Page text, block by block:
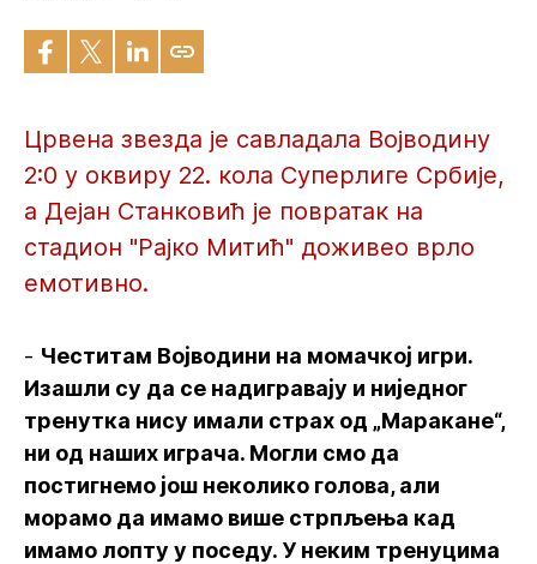
Црвена звезда је савладала Војводину
2:0 у оквиру 22. кола Суперлиге Србије,
а Дејан Станковић је повратак на
стадион "Рајко Митић" доживео врло
емотивно.
- Честитам Војводини на момачкој игри.
Изашли су да се надигравају и ниједног
тренутка нису имали страх од „Маракане“,
ни од наших играча. Могли смо да
постигнемо још неколико голова, али
морамо да имамо више стрпљења кад
имамо лопту у поседу. У неким тренуцима